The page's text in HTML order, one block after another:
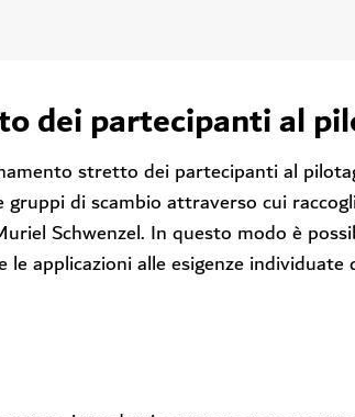
dei partecipanti al
stretto dei partecipanti al
di scambio attraverso cui
Schwenzel. In questo modo è
applicazioni alle esigenze individuate